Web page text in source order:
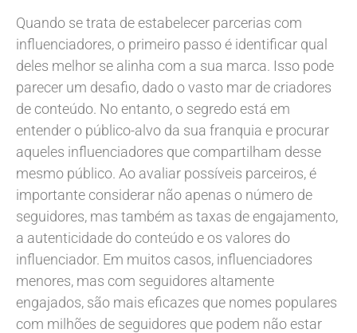
Quando se trata de estabelecer parcerias com
influenciadores, o primeiro passo é identificar qual
deles melhor se alinha com a sua marca. Isso pode
parecer um desafio, dado o vasto mar de criadores
de conteúdo. No entanto, o segredo está em
entender o público-alvo da sua franquia e procurar
aqueles influenciadores que compartilham desse
mesmo público. Ao avaliar possíveis parceiros, é
importante considerar não apenas o número de
seguidores, mas também as taxas de engajamento,
a autenticidade do conteúdo e os valores do
influenciador. Em muitos casos, influenciadores
menores, mas com seguidores altamente
engajados, são mais eficazes que nomes populares
com milhões de seguidores que podem não estar